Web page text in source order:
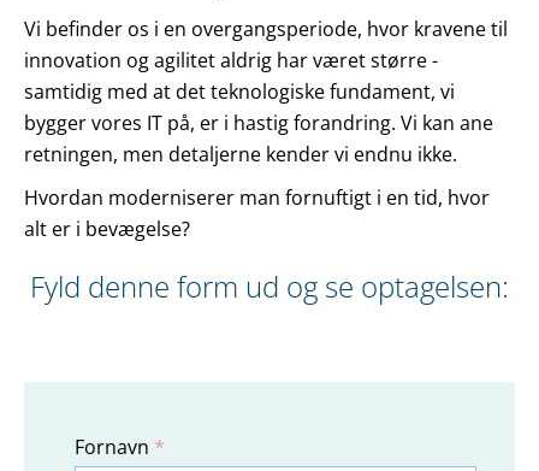
Vi befinder os i en overgangsperiode, hvor kravene til
innovation og agilitet aldrig har været større -
samtidig med at det teknologiske fundament, vi
bygger vores IT på, er i hastig forandring. Vi kan ane
retningen, men detaljerne kender vi endnu ikke.
Hvordan moderniserer man fornuftigt i en tid, hvor
alt er i bevægelse?
Fyld denne form ud og se optagelsen:
Fornavn *